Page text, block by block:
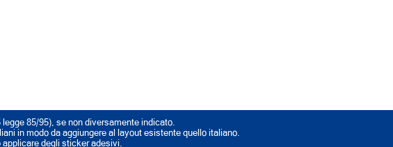
85/95), se non diversamente indicato.
in modo da aggiungere al layout esistente quello italiano.
degli sticker adesivi.